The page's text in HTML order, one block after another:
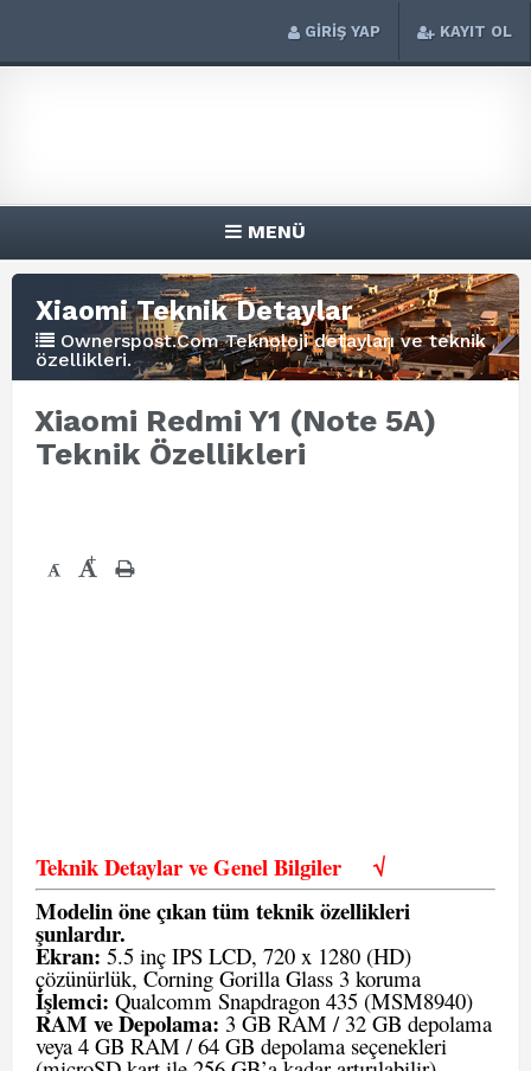
GİRİŞ YAP KAYIT OL
MENÜ
Xiaomi Teknik Detaylar
Ownerspost.Com Teknoloji detayları ve teknik
özellikleri.
Xiaomi Redmi Y1 (Note 5A)
Teknik Özellikleri
- +
Teknik Detaylar ve Genel Bilgiler√
Modelin öne çıkan tüm teknik özellikleri
şunlardır.
Ekran: 5.5 inç IPS LCD, 720 x 1280 (HD)
çözünürlük, Corning Gorilla Glass 3 koruma
İşlemci: Qualcomm Snapdragon 435 (MSM8940)
RAM ve Depolama: 3 GB RAM / 32 GB depolama
veya 4 GB RAM / 64 GB depolama seçenekleri